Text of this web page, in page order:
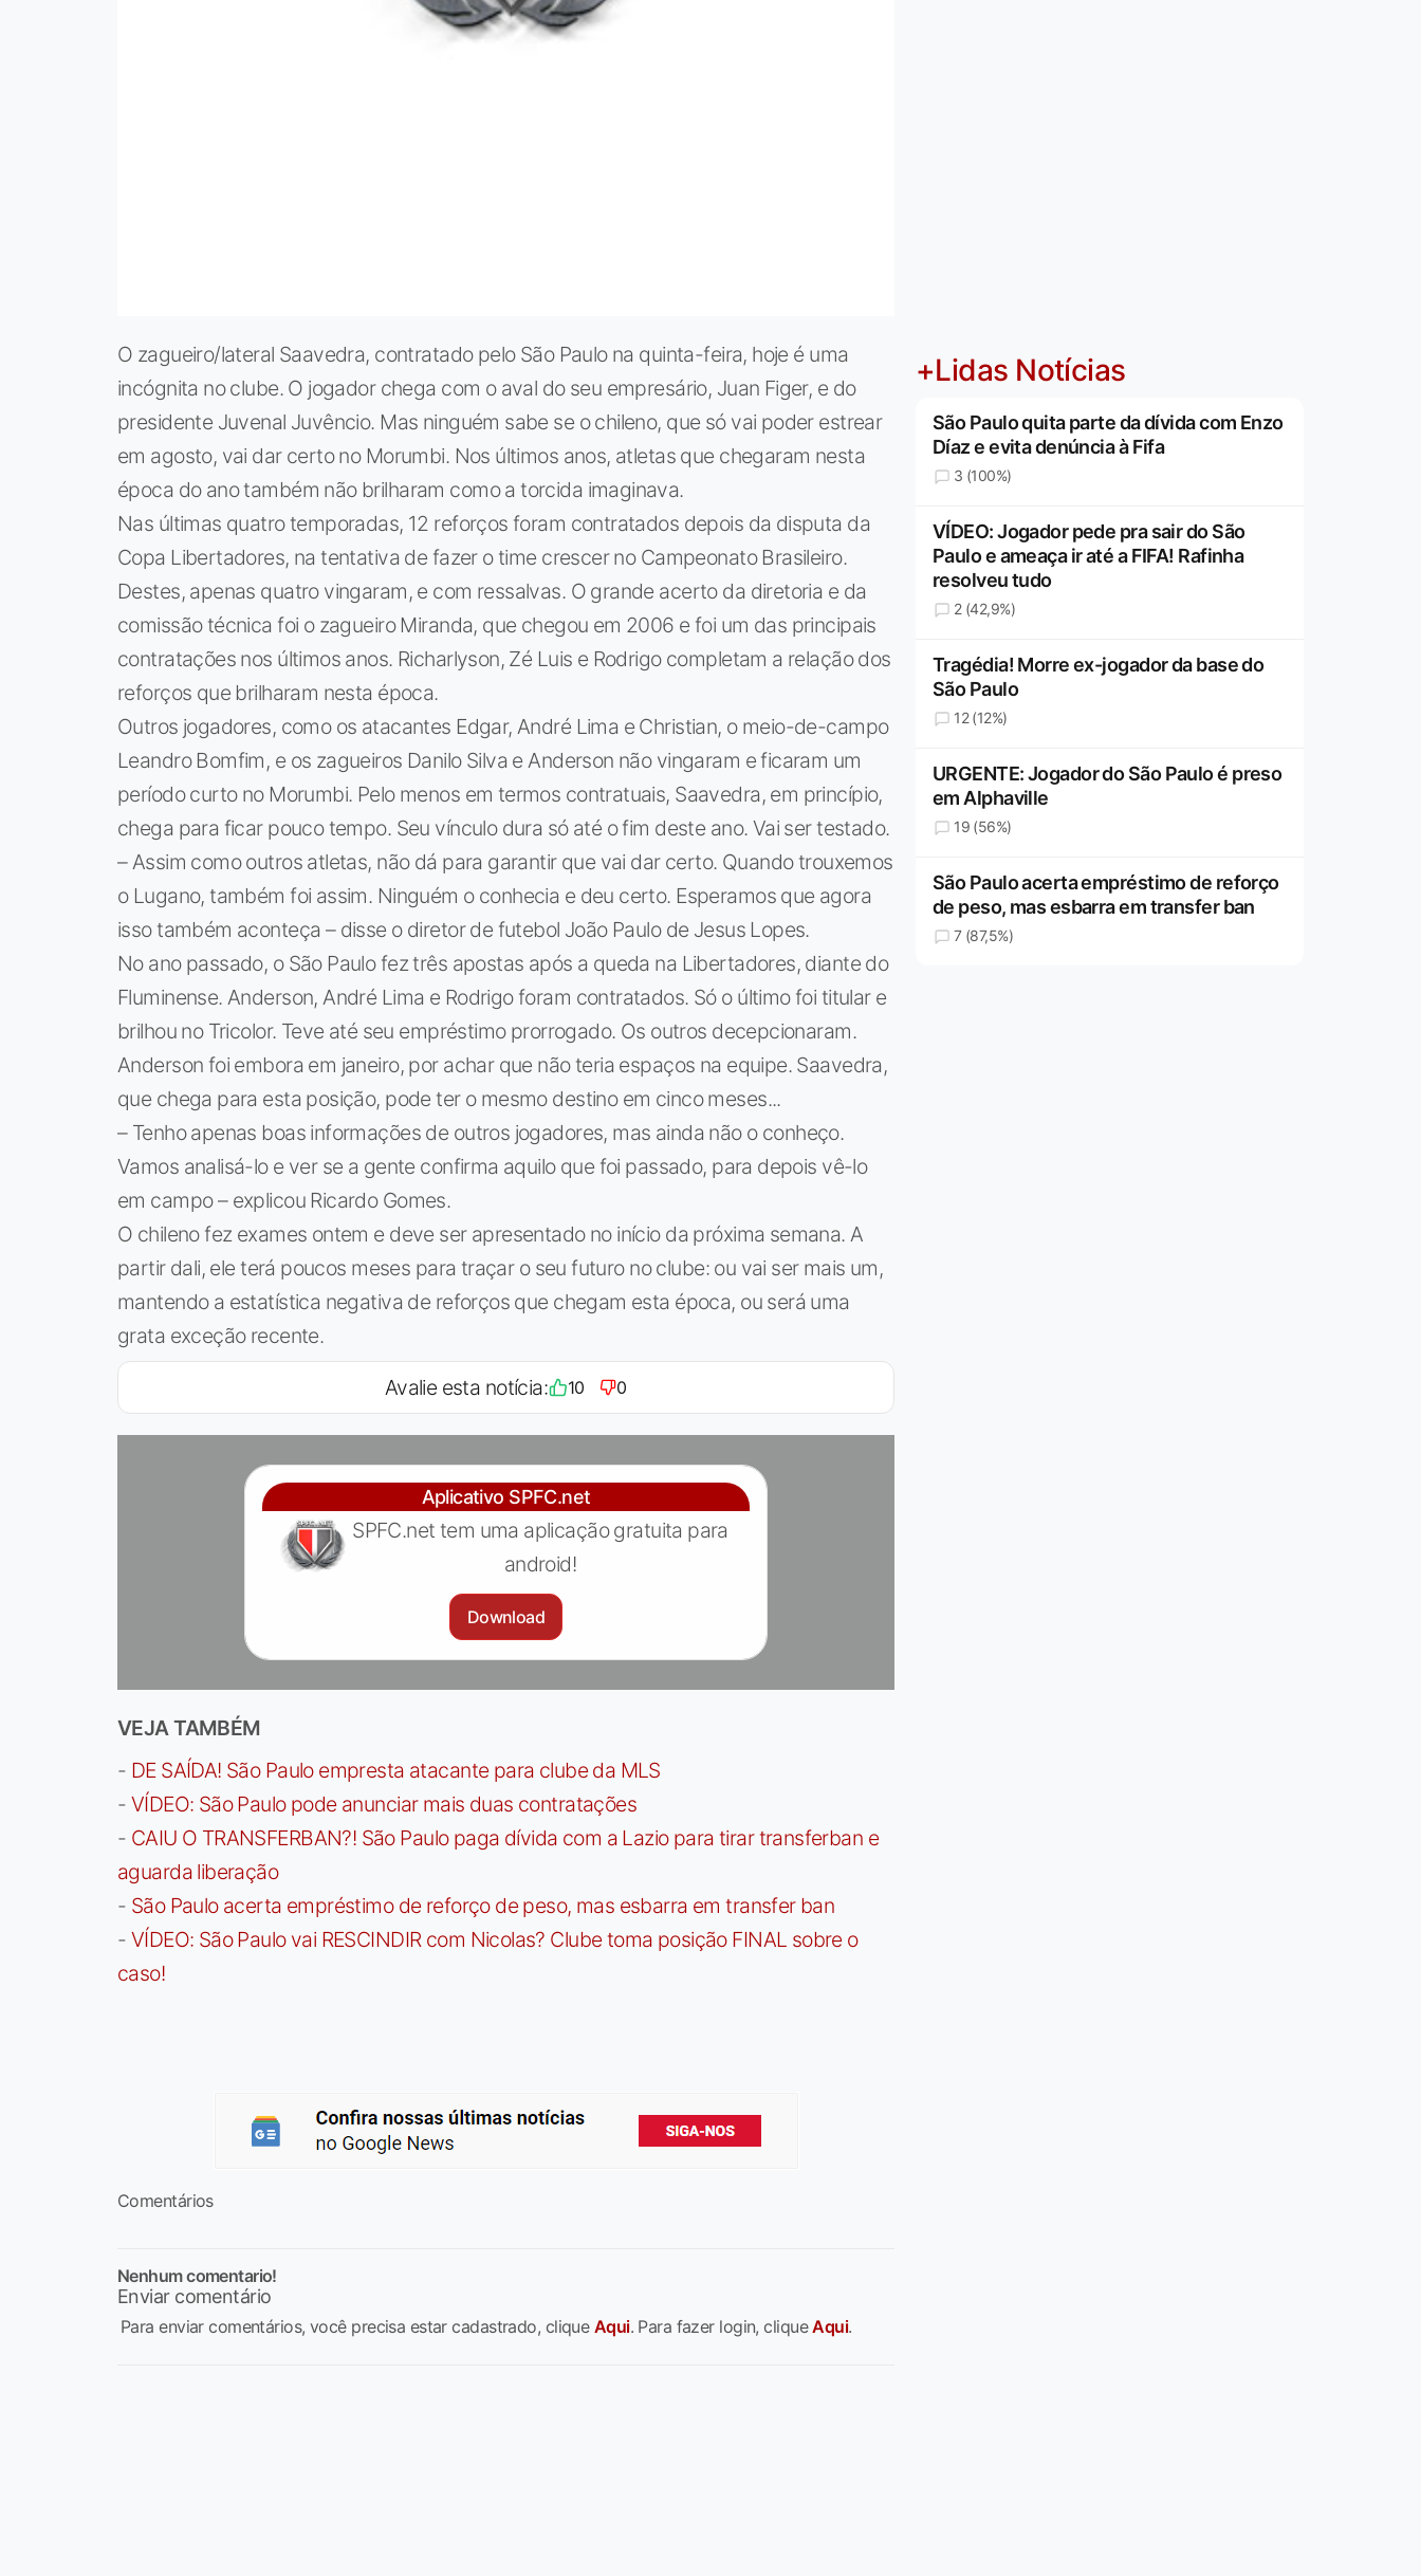
O zagueiro/lateral Saavedra, contratado pelo São Paulo na quinta-feira, hoje é uma
incógnita no clube. O jogador chega com o aval do seu empresário, Juan Figer, e do
presidente Juvenal Juvêncio. Mas ninguém sabe se o chileno, que só vai poder estrear
em agosto, vai dar certo no Morumbi. Nos últimos anos, atletas que chegaram nesta
época do ano também não brilharam como a torcida imaginava.
Nas últimas quatro temporadas, 12 reforços foram contratados depois da disputa da
Copa Libertadores, na tentativa de fazer o time crescer no Campeonato Brasileiro.
Destes, apenas quatro vingaram, e com ressalvas. O grande acerto da diretoria e da
comissão técnica foi o zagueiro Miranda, que chegou em 2006 e foi um das principais
contratações nos últimos anos. Richarlyson, Zé Luis e Rodrigo completam a relação dos
reforços que brilharam nesta época.
Outros jogadores, como os atacantes Edgar, André Lima e Christian, o meio-de-campo
Leandro Bomfim, e os zagueiros Danilo Silva e Anderson não vingaram e ficaram um
período curto no Morumbi. Pelo menos em termos contratuais, Saavedra, em princípio,
chega para ficar pouco tempo. Seu vínculo dura só até o fim deste ano. Vai ser testado.
– Assim como outros atletas, não dá para garantir que vai dar certo. Quando trouxemos
o Lugano, também foi assim. Ninguém o conhecia e deu certo. Esperamos que agora
isso também aconteça – disse o diretor de futebol João Paulo de Jesus Lopes.
No ano passado, o São Paulo fez três apostas após a queda na Libertadores, diante do
Fluminense. Anderson, André Lima e Rodrigo foram contratados. Só o último foi titular e
brilhou no Tricolor. Teve até seu empréstimo prorrogado. Os outros decepcionaram.
Anderson foi embora em janeiro, por achar que não teria espaços na equipe. Saavedra,
que chega para esta posição, pode ter o mesmo destino em cinco meses...
– Tenho apenas boas informações de outros jogadores, mas ainda não o conheço.
Vamos analisá-lo e ver se a gente confirma aquilo que foi passado, para depois vê-lo
em campo – explicou Ricardo Gomes.
O chileno fez exames ontem e deve ser apresentado no início da próxima semana. A
partir dali, ele terá poucos meses para traçar o seu futuro no clube: ou vai ser mais um,
mantendo a estatística negativa de reforços que chegam esta época, ou será uma
grata exceção recente.
Avalie esta notícia: 10 0
Aplicativo SPFC.net
SPFC.net tem uma aplicação gratuita para
android!
Download
VEJA TAMBÉM
- DE SAÍDA! São Paulo empresta atacante para clube da MLS
- VÍDEO: São Paulo pode anunciar mais duas contratações
- CAIU O TRANSFERBAN?! São Paulo paga dívida com a Lazio para tirar transferban e
aguarda liberação
- São Paulo acerta empréstimo de reforço de peso, mas esbarra em transfer ban
- VÍDEO: São Paulo vai RESCINDIR com Nicolas? Clube toma posição FINAL sobre o
caso!
Comentários
Nenhum comentario!
Enviar comentário
Para enviar comentários, você precisa estar cadastrado, clique Aqui. Para fazer login, cliqueAqui.
+Lidas Notícias
São Paulo quita parte da dívida com Enzo
Díaz e evita denúncia à Fifa
3 (100%)
VÍDEO: Jogador pede pra sair do São
Paulo e ameaça ir até a FIFA! Rafinha
resolveu tudo
2 (42,9%)
Tragédia! Morre ex-jogador da base do
São Paulo
12 (12%)
URGENTE: Jogador do São Paulo é preso
em Alphaville
19 (56%)
São Paulo acerta empréstimo de reforço
de peso, mas esbarra em transfer ban
7 (87,5%)